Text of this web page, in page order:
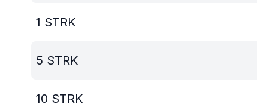
1 STRK
5 STRK
10 STRK